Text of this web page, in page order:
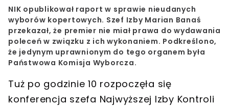
NIK opublikował raport w sprawie nieudanych
wyborów kopertowych. Szef Izby Marian Banaś
przekazał, że premier nie miał prawa do wydawania
poleceń w związku z ich wykonaniem. Podkreślono,
że jedynym uprawnionym do tego organem była
Państwowa Komisja Wyborcza.
Tuż po godzinie 10 rozpoczęła się
konferencja szefa Najwyższej Izby Kontroli